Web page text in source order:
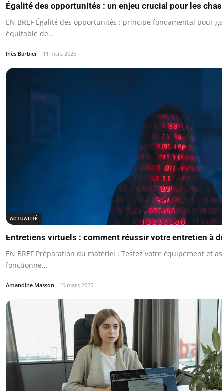
Égalité des opportunités : un enjeu crucial pour les
EN BREF Égalité des opportunités : principe fondamental pour
équitable de…
Inès Barbier 11 mars 2025
ACTUALITÉ
Entretiens virtuels : comment réussir votre entretien à
EN BREF Préparation du matériel : Testez votre équipement et
fonctionne…
Amandine Masson 10 mars 2025